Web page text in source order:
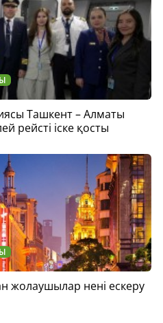
Ташкент – Алматы
рейсті іске қосты
жолаушылар нені ескеру